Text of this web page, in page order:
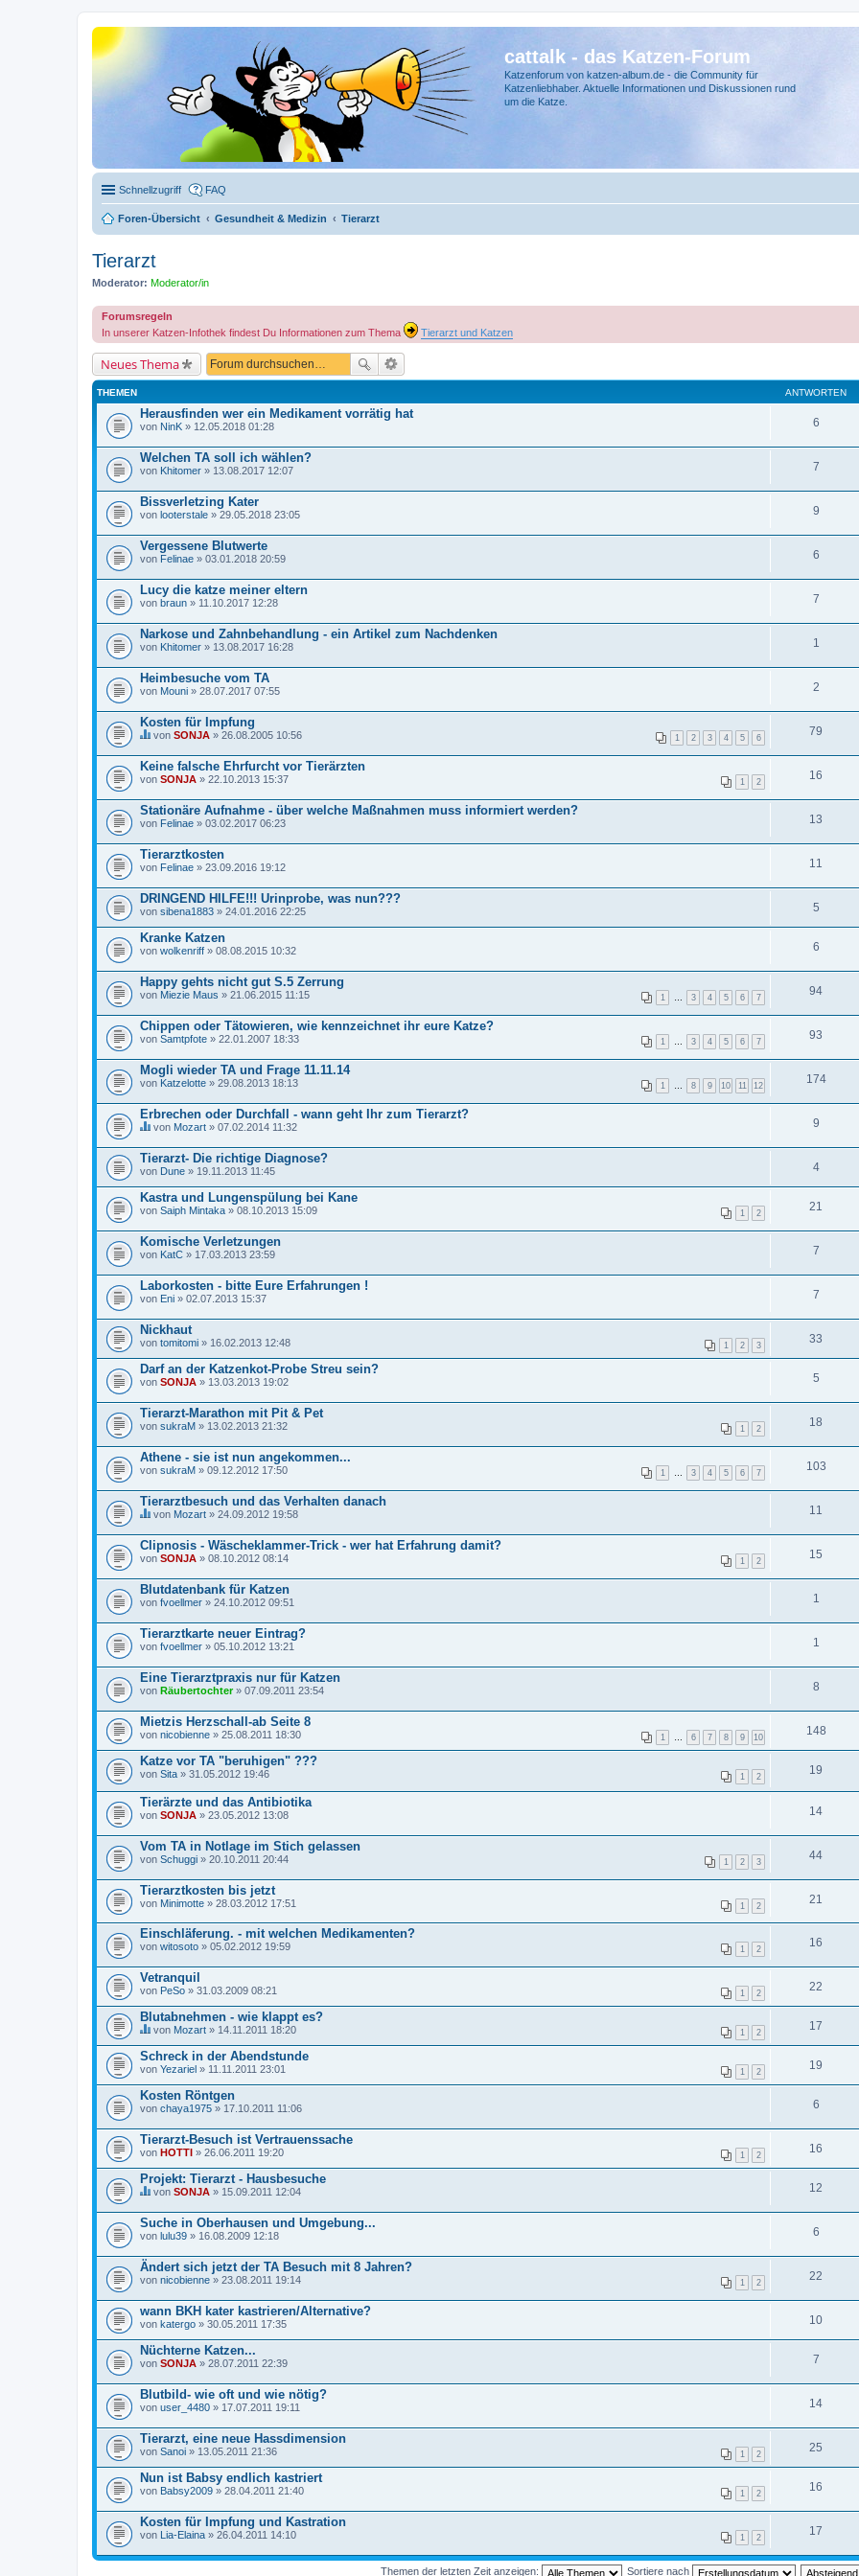
cattalk - das Katzen-Forum
Katzenforum von katzen-album.de - die Community für
Katzenliebhaber. Aktuelle Informationen und Diskussionen rund
um die Katze.
Schnellzugriff FAQ
Foren-Übersicht Gesundheit & Medizin Tierarzt
Tierarzt
Moderator: Moderator/in
Forumsregeln
In unserer Katzen-Infothek findest Du Informationen zum Thema
Tierarzt und Katzen
Neues Thema
THEMEN ANTWORTEN
Herausfinden wer ein Medikament vorrätig hat
von NinK » 12.05.2018 01:28 6
Welchen TA soll ich wählen?
von Khitomer » 13.08.2017 12:07 7
Bissverletzing Kater
von looterstale » 29.05.2018 23:05 9
Vergessene Blutwerte
von Felinae » 03.01.2018 20:59 6
Lucy die katze meiner eltern
von braun » 11.10.2017 12:28 7
Narkose und Zahnbehandlung - ein Artikel zum Nachdenken
von Khitomer » 13.08.2017 16:28 1
Heimbesuche vom TA
von Mouni » 28.07.2017 07:55 2
Kosten für Impfung
1 2 3 4 5 6
i
e
s
s
T
h
m
a
b
i
n
h
a
l
t
t
e
i
e
U
m
r
a
g
e
.
von SONJA » 26.08.2005 10:56 79
Keine falsche Ehrfurcht vor Tierärzten
1 2
von SONJA » 22.10.2013 15:37 16
Stationäre Aufnahme - über welche Maßnahmen muss informiert werden?
von Felinae » 03.02.2017 06:23 13
Tierarztkosten
von Felinae » 23.09.2016 19:12 11
DRINGEND HILFE!!! Urinprobe, was nun???
von sibena1883 » 24.01.2016 22:25 5
Kranke Katzen
von wolkenriff » 08.08.2015 10:32 6
Happy gehts nicht gut S.5 Zerrung
1 3 4 5 6 7
von Miezie Maus » 21.06.2015 11:15 94
Chippen oder Tätowieren, wie kennzeichnet ihr eure Katze?
1 3 4 5 6 7
von Samtpfote » 22.01.2007 18:33 93
Mogli wieder TA und Frage 11.11.14
1 8 9 10 11 12
von Katzelotte » 29.08.2013 18:13 174
Erbrechen oder Durchfall - wann geht Ihr zum Tierarzt?
i
e
s
s
T
h
e
m
a
e
i
n
a
l
t
t
e
i
n
e
U
f
r
a
e
.
von Mozart » 07.02.2014 11:32 9
Tierarzt- Die richtige Diagnose?
von Dune » 19.11.2013 11:45 4
Kastra und Lungenspülung bei Kane
1 2
von Saiph Mintaka » 08.10.2013 15:09 21
Komische Verletzungen
von KatC » 17.03.2013 23:59 7
Laborkosten - bitte Eure Erfahrungen !
von Eni » 02.07.2013 15:37 7
Nickhaut
1 2 3
von tomitomi » 16.02.2013 12:48 33
Darf an der Katzenkot-Probe Streu sein?
von SONJA » 13.03.2013 19:02 5
Tierarzt-Marathon mit Pit & Pet
1 2
von sukraM » 13.02.2013 21:32 18
Athene - sie ist nun angekommen...
1 3 4 5 6 7
von sukraM » 09.12.2012 17:50 103
Tierarztbesuch und das Verhalten danach
i
e
s
s
T
h
m
a
b
i
n
h
l
t
e
t
e
i
e
U
m
f
r
a
e
.
von Mozart » 24.09.2012 19:58 11
Clipnosis - Wäscheklammer-Trick - wer hat Erfahrung damit?
1 2
von SONJA » 08.10.2012 08:14 15
Blutdatenbank für Katzen
von fvoellmer » 24.10.2012 09:51 1
Tierarztkarte neuer Eintrag?
von fvoellmer » 05.10.2012 13:21 1
Eine Tierarztpraxis nur für Katzen
von Räubertochter» 07.09.2011 23:54 8
Mietzis Herzschall-ab Seite 8
1 6 7 8 9 10
von nicobienne » 25.08.2011 18:30 148
Katze vor TA "beruhigen" ???
1 2
von Sita » 31.05.2012 19:46 19
Tierärzte und das Antibiotika
von SONJA » 23.05.2012 13:08 14
Vom TA in Notlage im Stich gelassen
1 2 3
von Schuggi » 20.10.2011 20:44 44
Tierarztkosten bis jetzt
1 2
von Minimotte » 28.03.2012 17:51 21
Einschläferung. - mit welchen Medikamenten?
1 2
von witosoto » 05.02.2012 19:59 16
Vetranquil
1 2
von PeSo » 31.03.2009 08:21 22
Blutabnehmen - wie klappt es?
1 2
e
s
e
s
T
e
m
a
b
e
h
a
l
e
t
e
n
e
U
m
f
r
g
e
.
von Mozart » 14.11.2011 18:20 17
Schreck in der Abendstunde
1 2
von Yezariel » 11.11.2011 23:01 19
Kosten Röntgen
von chaya1975 » 17.10.2011 11:06 6
Tierarzt-Besuch ist Vertrauenssache
1 2
von HOTTI » 26.06.2011 19:20 16
Projekt: Tierarzt - Hausbesuche
i
e
s
s
T
h
m
a
b
e
i
n
a
l
t
t
e
i
n
e
U
f
r
a
e
von SONJA » 15.09.2011 12:04 12
Suche in Oberhausen und Umgebung...
von lulu39 » 16.08.2009 12:18 6
Ändert sich jetzt der TA Besuch mit 8 Jahren?
1 2
von nicobienne » 23.08.2011 19:14 22
wann BKH kater kastrieren/Alternative?
von katergo » 30.05.2011 17:35 10
Nüchterne Katzen...
von SONJA » 28.07.2011 22:39 7
Blutbild- wie oft und wie nötig?
von user_4480 » 17.07.2011 19:11 14
Tierarzt, eine neue Hassdimension
1 2
von Sanoi » 13.05.2011 21:36 25
Nun ist Babsy endlich kastriert
1 2
von Babsy2009 » 28.04.2011 21:40 16
Kosten für Impfung und Kastration
1 2
von Lia-Elaina » 26.04.2011 14:10 17
Themen der letzten Zeit anzeigen: Sortiere nach